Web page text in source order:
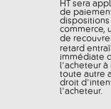
HT sera
de
dispositions
commerce,
de
retard
immédiate
l'acheteur
toute autre
droit
l'acheteur.